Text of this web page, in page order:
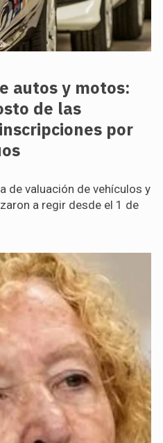
autos y motos:
de las
por
de valuación de vehículos y
a regir desde el 1 de